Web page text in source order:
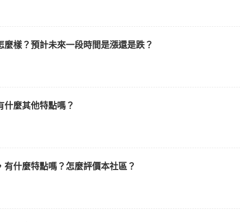
麼樣？預計未來一段時間是漲還是跌？
什麼其他特點嗎？
有什麼特點嗎？怎麼評價本社區？